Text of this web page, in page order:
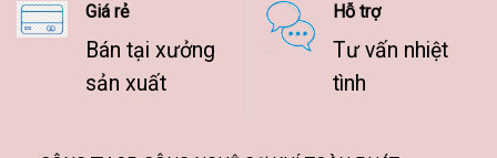
Giá rẻ
Bán tại xưởng
sản xuất
Hỗ trợ
Tư vấn nhiệt
tình